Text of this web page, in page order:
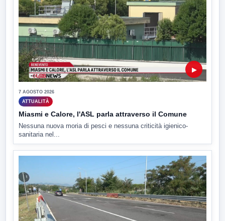
▶
7 AGOSTO 2026
ATTUALITÀ
Miasmi e Calore, l'ASL parla attraverso il Comune
Nessuna nuova moria di pesci e nessuna criticità igienico-
sanitaria nel...